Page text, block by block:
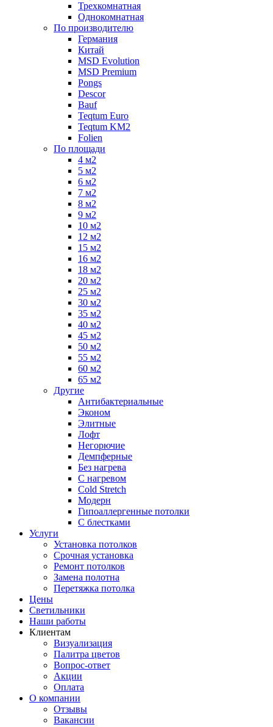
Трехкомнатная
Однокомнатная
По производителю
Германия
Китай
MSD Evolution
MSD Premium
Pongs
Descor
Bauf
Teqtum Euro
Teqtum KM2
Folien
По площади
4 м2
5 м2
6 м2
7 м2
8 м2
9 м2
10 м2
12 м2
15 м2
16 м2
18 м2
20 м2
25 м2
30 м2
35 м2
40 м2
45 м2
50 м2
55 м2
60 м2
65 м2
Другие
Антибактериальные
Эконом
Элитные
Лофт
Негорючие
Демпферные
Без нагрева
С нагревом
Cold Stretch
Модерн
Гипоаллергенные потолки
С блестками
Услуги
Установка потолков
Срочная установка
Ремонт потолков
Замена полотна
Перетяжка потолка
Цены
Светильники
Наши работы
Клиентам
Визуализация
Палитра цветов
Вопрос-ответ
Акции
Оплата
О компании
Отзывы
Вакансии